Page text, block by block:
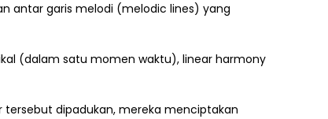
antar garis melodi (melodic lines) yang
(dalam satu momen waktu), linear harmony
dipadukan, mereka menciptakan